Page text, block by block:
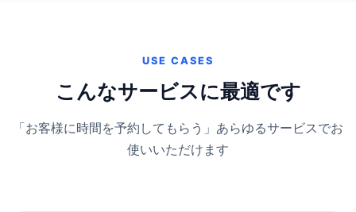
USE CASES
こんなサービスに最適です
「お客様に時間を予約してもらう」あらゆるサービスでお
使いいただけます